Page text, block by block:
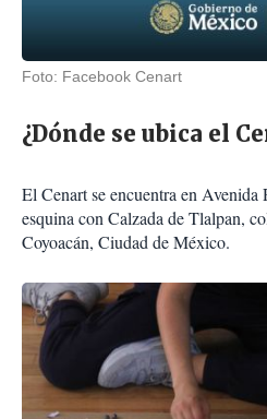
Foto: Facebook Cenart
¿Dónde se ubica el
El Cenart se encuentra en
esquina con Calzada de Tlalpan,
Coyoacán, Ciudad de México.